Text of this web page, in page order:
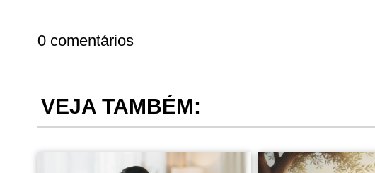
0 comentários
VEJA TAMBÉM: